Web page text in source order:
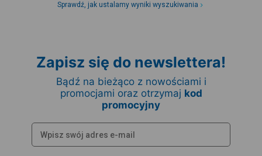
Sprawdź, jak ustalamy wyniki wyszukiwania
Zapisz się do newslettera!
Bądź na bieżąco z nowościami i
promocjami oraz otrzymaj kod
promocyjny